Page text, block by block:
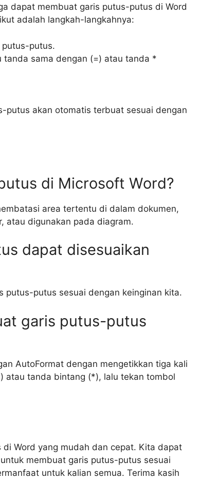
dapat membuat garis putus-putus di Word
adalah langkah-langkahnya:
putus-putus.
sama dengan (=) atau tanda *
putus akan otomatis terbuat sesuai dengan
di Microsoft Word?
area tertentu di dalam dokumen,
atau digunakan pada diagram.
dapat disesuaikan
putus-putus sesuai dengan keinginan kita.
garis putus-putus
AutoFormat dengan mengetikkan tiga kali
atau tanda bintang (*), lalu tekan tombol
Word yang mudah dan cepat. Kita dapat
membuat garis putus-putus sesuai
untuk kalian semua. Terima kasih